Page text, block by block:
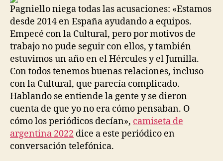
Pagniello niega todas las acusaciones: «Estamos
desde 2014 en España ayudando a equipos.
Empecé con la Cultural, pero por motivos de
trabajo no pude seguir con ellos, y también
estuvimos un año en el Hércules y el Jumilla.
Con todos tenemos buenas relaciones, incluso
con la Cultural, que parecía complicado.
Hablando se entiende la gente y se dieron
cuenta de que yo no era cómo pensaban. O
cómo los periódicos decían», camiseta de
argentina 2022 dice a este periódico en
conversación telefónica.